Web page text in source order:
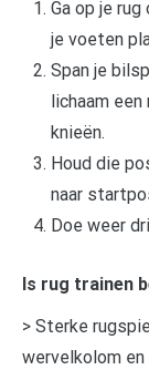
Ga op je
je voeten
Span je
lichaam
knieën.
Houd die
naar
Doe weer
Is rug trainen
> Sterke
wervelkolom